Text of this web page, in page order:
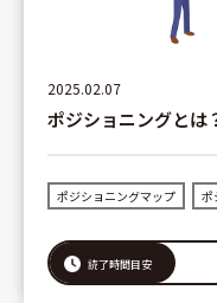
2025.02.07
ポジショニングとは
ポジショニングマップ ポ
読了時間目安